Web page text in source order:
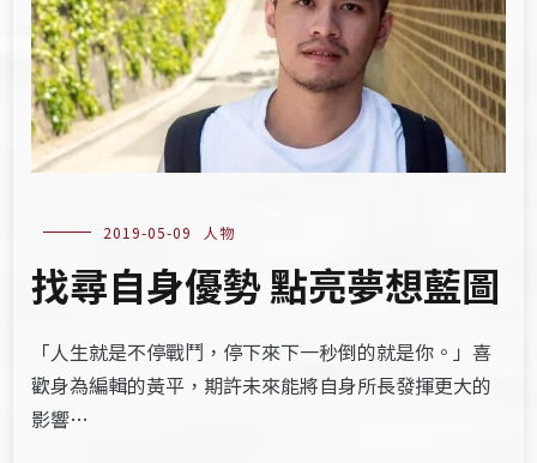
2019-05-09 人物
找尋自身優勢 點亮夢想藍圖
「人生就是不停戰鬥，停下來下一秒倒的就是你。」喜
歡身為編輯的黃平，期許未來能將自身所長發揮更大的
影響…